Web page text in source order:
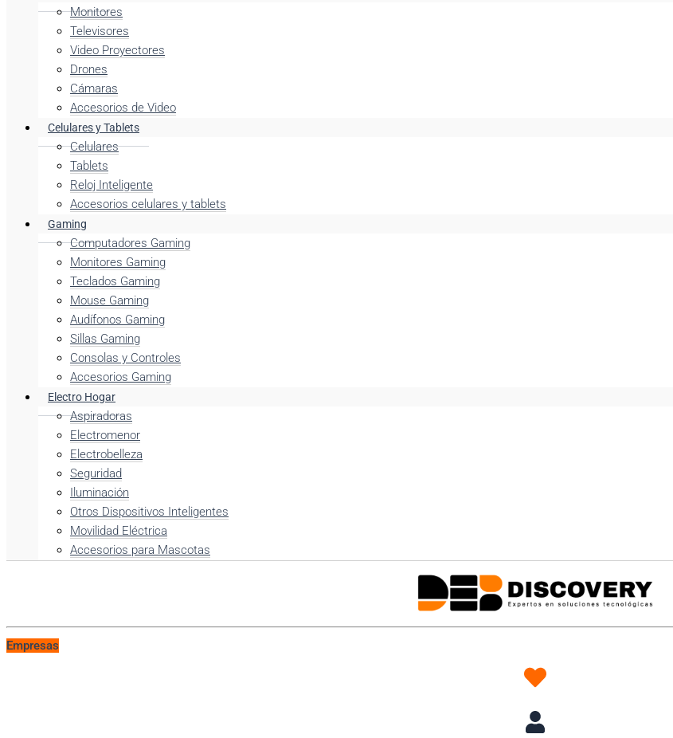
Monitores
Televisores
Video Proyectores
Drones
Cámaras
Accesorios de Video
Celulares y Tablets
Celulares
Tablets
Reloj Inteligente
Accesorios celulares y tablets
Gaming
Computadores Gaming
Monitores Gaming
Teclados Gaming
Mouse Gaming
Audífonos Gaming
Sillas Gaming
Consolas y Controles
Accesorios Gaming
Electro Hogar
Aspiradoras
Electromenor
Electrobelleza
Seguridad
Iluminación
Otros Dispositivos Inteligentes
Movilidad Eléctrica
Accesorios para Mascotas
Empresas